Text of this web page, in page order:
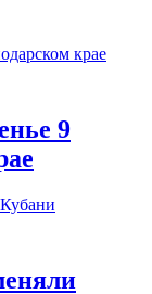
9